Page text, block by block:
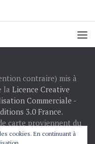
contraire) mis à
la Licence Creative
Commerciale -
3.0 France.
carte proviennent du
contributeurs
cookies. En continuant à